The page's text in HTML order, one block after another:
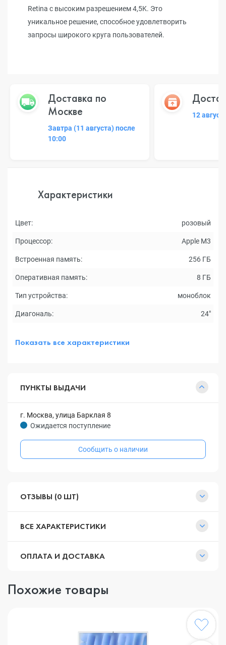
Retina с высоким разрешением 4,5K. Это
уникальное решение, способное удовлетворить
запросы широкого круга пользователей.
Доставка по
Москве
Завтра (11 августа) после
10:00
12
Характеристики
Цвет: розовый
Процессор: Apple M3
Встроенная память: 256 ГБ
Оперативная память: 8 ГБ
Тип устройства: моноблок
Диагональ: 24"
Показать все характеристики
ПУНКТЫ ВЫДАЧИ
г. Москва, улица Барклая 8
Ожидается поступление
Сообщить о наличии
ОТЗЫВЫ (0 ШТ)
ВСЕ ХАРАКТЕРИСТИКИ
ОПЛАТА И ДОСТАВКА
Похожие товары